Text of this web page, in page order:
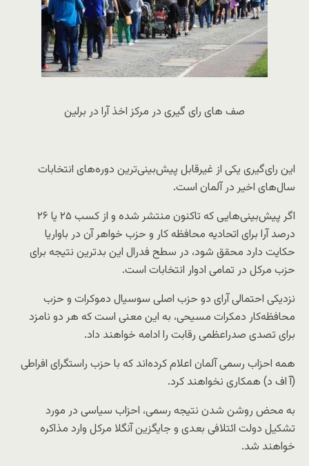
صف های رای گیری در مرکز اخذ آرا در برلین
این رای‌گیری یکی از غیرقابل پیش‌بینی‌ترین دوره‌های انتخابات
سال‌های اخیر در آلمان است.
اگر پیش‌بینی‌هایی که تاکنون منتشر شده و از کسب ۲۵ یا ۲۶
درصد آرا برای اتحادیه محافظه کار و حزب خواهر آن در باواریا
حکایت دارد محقق شود، در سطح فدرال این بدترین نتیجه برای
حزب مرکل در تمامی ادوار انتخابات است.
نزدیکی احتمالی آرای دو حزب اصلی سوسیال دموکرات و حزب
محافظه‌کار دمکرات مسیحی، به این معنی است که هر دو نامزد
برای تصدی صدراعظمی رقابت را ادامه خواهند داد.
همه احزاب رسمی آلمان اعلام کرده‌اند که با حزب راستگرای افراطی
(آ اف د) همکاری نخواهند کرد.
به محض روشن شدن نتیجه رسمی، احزاب سیاسی در مورد
تشکیل دولت ائتلافی بعدی و جایگزین آنگلا مرکل وارد مذاکره
خواهند شد.